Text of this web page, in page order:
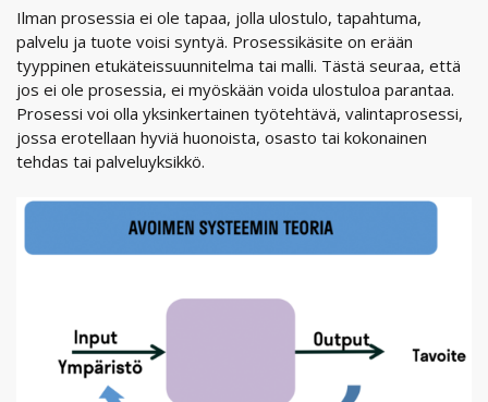
Ilman prosessia ei ole tapaa, jolla ulostulo, tapahtuma,
palvelu ja tuote voisi syntyä. Prosessikäsite on erään
tyyppinen etukäteissuunnitelma tai malli. Tästä seuraa, että
jos ei ole prosessia, ei myöskään voida ulostuloa parantaa.
Prosessi voi olla yksinkertainen työtehtävä, valintaprosessi,
jossa erotellaan hyviä huonoista, osasto tai kokonainen
tehdas tai palveluyksikkö.